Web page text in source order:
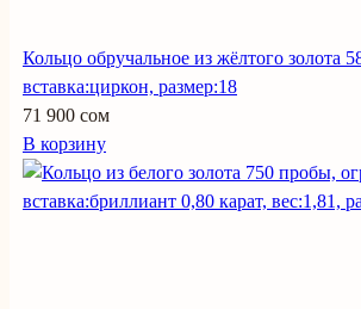
Кольцо обручальное из жёлтого золота
вставка:циркон, размер:18
71 900 сом
В корзину